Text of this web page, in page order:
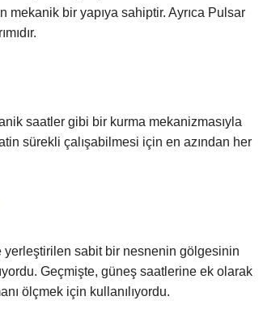
mekanik bir yapıya sahiptir. Ayrıca Pulsar
saatler gibi bir kurma mekanizmasıyla
sürekli çalışabilmesi için en azından her
yerleştirilen sabit bir nesnenin gölgesinin
Geçmişte, güneş saatlerine ek olarak
ölçmek için kullanılıyordu.